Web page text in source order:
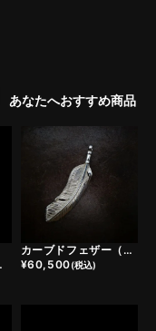
あなたへおすすめ商品
カーブドフェザー（シルバー）
¥60,500(税込)